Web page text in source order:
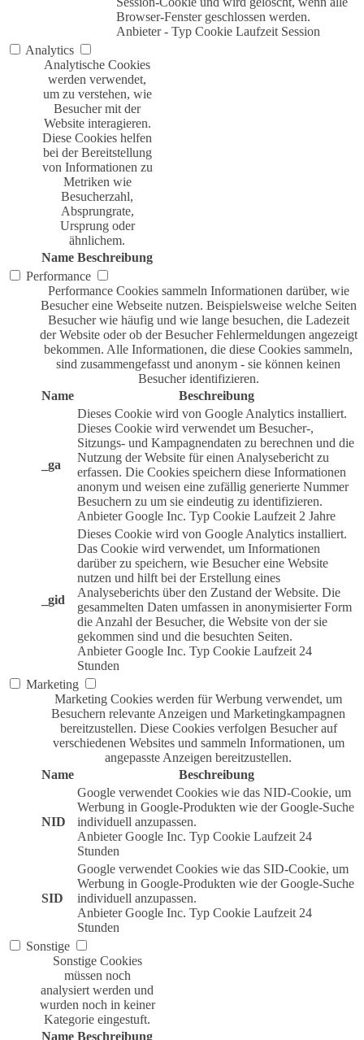
Browser-Fenster geschlossen werden.
Anbieter - Typ Cookie Laufzeit Session
Analytics
Analytische Cookies
werden verwendet,
um zu verstehen, wie
Besucher mit der
Website interagieren.
Diese Cookies helfen
bei der Bereitstellung
von Informationen zu
Metriken wie
Besucherzahl,
Absprungrate,
Ursprung oder
ähnlichem.
Name Beschreibung
Performance
Performance Cookies sammeln Informationen darüber, wie
Besucher eine Webseite nutzen. Beispielsweise welche Seiten
Besucher wie häufig und wie lange besuchen, die Ladezeit
der Website oder ob der Besucher Fehlermeldungen angezeigt
bekommen. Alle Informationen, die diese Cookies sammeln,
sind zusammengefasst und anonym - sie können keinen
Besucher identifizieren.
Name
Beschreibung
_ga
Dieses Cookie wird von Google Analytics installiert.
Dieses Cookie wird verwendet um Besucher-,
Sitzungs- und Kampagnendaten zu berechnen und die
Nutzung der Website für einen Analysebericht zu
erfassen. Die Cookies speichern diese Informationen
anonym und weisen eine zufällig generierte Nummer
Besuchern zu um sie eindeutig zu identifizieren.
Anbieter Google Inc. Typ Cookie Laufzeit 2 Jahre
_gid
Dieses Cookie wird von Google Analytics installiert.
Das Cookie wird verwendet, um Informationen
darüber zu speichern, wie Besucher eine Website
nutzen und hilft bei der Erstellung eines
Analyseberichts über den Zustand der Website. Die
gesammelten Daten umfassen in anonymisierter Form
die Anzahl der Besucher, die Website von der sie
gekommen sind und die besuchten Seiten.
Anbieter Google Inc. Typ Cookie Laufzeit 24
Stunden
Marketing
Marketing Cookies werden für Werbung verwendet, um
Besuchern relevante Anzeigen und Marketingkampagnen
bereitzustellen. Diese Cookies verfolgen Besucher auf
verschiedenen Websites und sammeln Informationen, um
angepasste Anzeigen bereitzustellen.
Name
Beschreibung
NID
Google verwendet Cookies wie das NID-Cookie, um
Werbung in Google-Produkten wie der Google-Suche
individuell anzupassen.
Anbieter Google Inc. Typ Cookie Laufzeit 24
Stunden
SID
Google verwendet Cookies wie das SID-Cookie, um
Werbung in Google-Produkten wie der Google-Suche
individuell anzupassen.
Anbieter Google Inc. Typ Cookie Laufzeit 24
Stunden
Sonstige
Sonstige Cookies
müssen noch
analysiert werden und
wurden noch in keiner
Kategorie eingestuft.
Name Beschreibung